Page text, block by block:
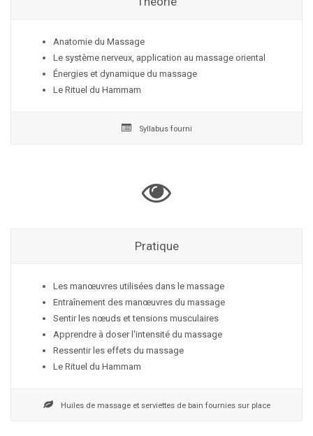
Anatomie du Massage
Le système nerveux, application au massage oriental
Énergies et dynamique du massage
Le Rituel du Hammam
Syllabus fourni
Pratique
Les manœuvres utilisées dans le massage
Entraînement des manœuvres du massage
Sentir les nœuds et tensions musculaires
Apprendre à doser l'intensité du massage
Ressentir les effets du massage
Le Rituel du Hammam
Huiles de massage et serviettes de bain fournies sur place